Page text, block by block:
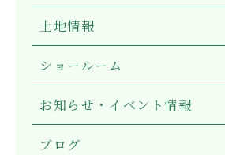
土地情報
ショールーム
お知らせ・イベント情報
ブログ